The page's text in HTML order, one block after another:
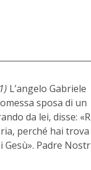
L’angelo Gabriele
sposa di un
da lei, disse: «R
perché hai trova
Gesù». Padre Nostr